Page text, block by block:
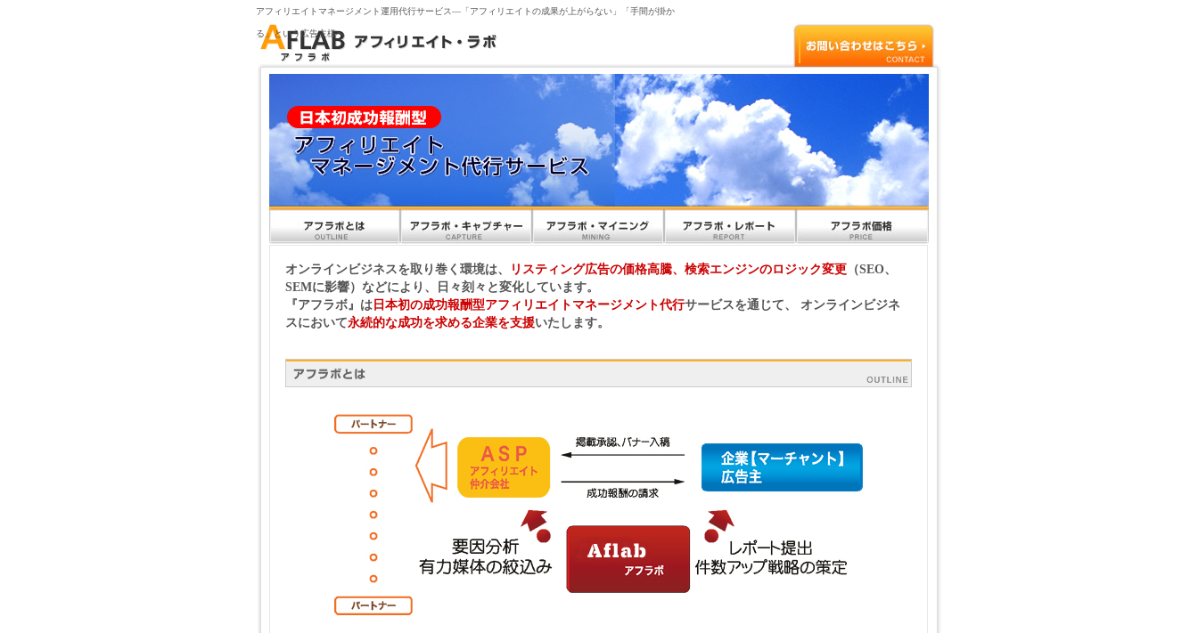
アフィリエイトマネージメント運用代行サービス―「アフィリエイトの成果が上がらない」「手間が掛か
る」という広告主様へ
オンラインビジネスを取り巻く環境は、 リスティング広告の価格高騰、検索エンジンのロジック変更 （SEO、
SEMに影響）などにより、日々刻々と変化しています。
『アフラボ』は 日本初の成功報酬型アフィリエイトマネージメント代行サービスを通じて、 オンラインビジネ
スにおいて永続的な成功を求める企業を支援いたします。